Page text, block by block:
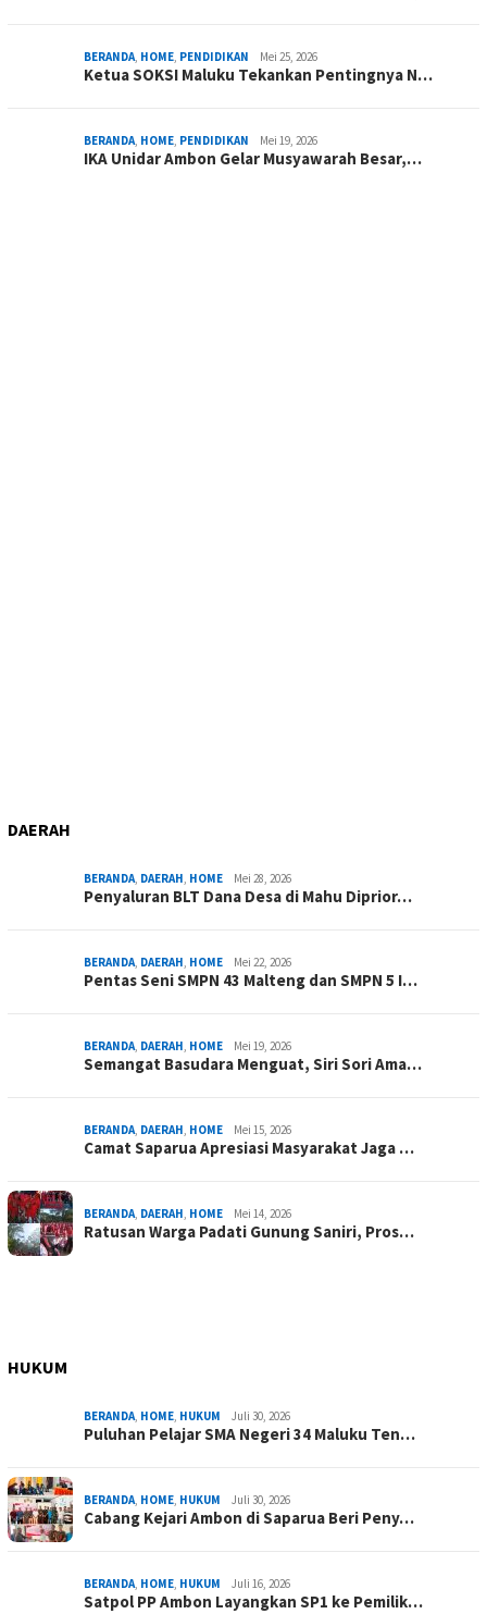
BERANDA, HOME, PENDIDIKAN Mei 25, 2026
Ketua SOKSI Maluku Tekankan Pentingnya N…
BERANDA, HOME, PENDIDIKAN Mei 19, 2026
IKA Unidar Ambon Gelar Musyawarah Besar,…
DAERAH
BERANDA, DAERAH, HOME Mei 28, 2026
Penyaluran BLT Dana Desa di Mahu Diprior…
BERANDA, DAERAH, HOME Mei 22, 2026
Pentas Seni SMPN 43 Malteng dan SMPN 5 I…
BERANDA, DAERAH, HOME Mei 19, 2026
Semangat Basudara Menguat, Siri Sori Ama…
BERANDA, DAERAH, HOME Mei 15, 2026
Camat Saparua Apresiasi Masyarakat Jaga …
BERANDA, DAERAH, HOME Mei 14, 2026
Ratusan Warga Padati Gunung Saniri, Pros…
HUKUM
BERANDA, HOME, HUKUM Juli 30, 2026
Puluhan Pelajar SMA Negeri 34 Maluku Ten…
BERANDA, HOME, HUKUM Juli 30, 2026
Cabang Kejari Ambon di Saparua Beri Peny…
BERANDA, HOME, HUKUM Juli 16, 2026
Satpol PP Ambon Layangkan SP1 ke Pemilik…